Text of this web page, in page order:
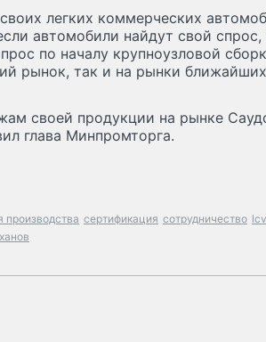
легких коммерческих
автомобили найдут свой спрос,
по началу крупноузловой
рынок, так и на рынки ближайших
своей продукции на рынке
глава Минпромторга.
производства сертификация сотрудничество lcv